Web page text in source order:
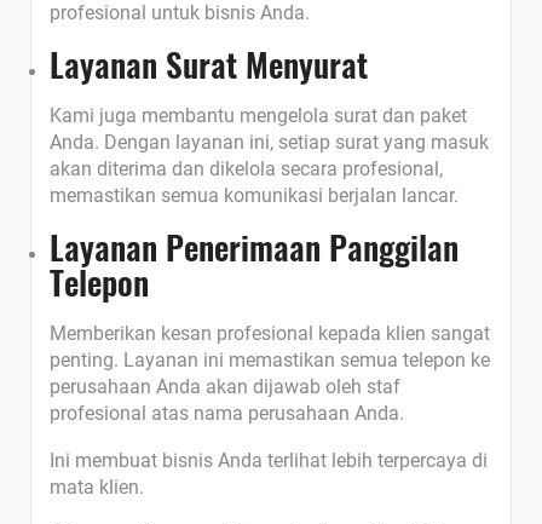
profesional untuk bisnis Anda.
Layanan Surat Menyurat
Kami juga membantu mengelola surat dan paket
Anda. Dengan layanan ini, setiap surat yang masuk
akan diterima dan dikelola secara profesional,
memastikan semua komunikasi berjalan lancar.
Layanan Penerimaan Panggilan
Telepon
Memberikan kesan profesional kepada klien sangat
penting. Layanan ini memastikan semua telepon ke
perusahaan Anda akan dijawab oleh staf
profesional atas nama perusahaan Anda.
Ini membuat bisnis Anda terlihat lebih terpercaya di
mata klien.